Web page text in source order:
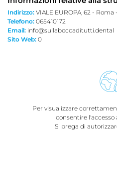
Indirizzo: VIALE EUROPA, 62 - Roma
Telefono: 065410172
Email: info@sullaboccaditutti.dental
Sito Web: 0
Per visualizzare
consentire l'accesso
Si prega di